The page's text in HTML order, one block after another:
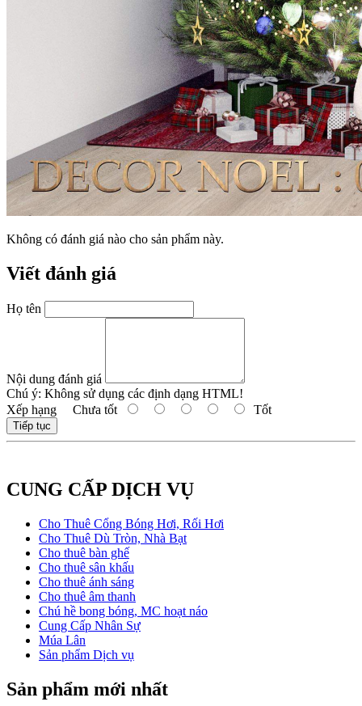
Không có đánh giá nào cho sản phẩm này.
Viết đánh giá
Họ tên
Nội dung đánh giá
Chú ý: Không sử dụng các định dạng HTML!
Xếp hạng Chưa tốt Tốt
Tiếp tục
CUNG CẤP DỊCH VỤ
Cho Thuê Cổng Bóng Hơi, Rối Hơi
Cho Thuê Dù Tròn, Nhà Bạt
Cho thuê bàn ghế
Cho thuê sân khấu
Cho thuê ánh sáng
Cho thuê âm thanh
Chú hề bong bóng, MC hoạt náo
Cung Cấp Nhân Sự
Múa Lân
Sản phẩm Dịch vụ
Sản phẩm mới nhất